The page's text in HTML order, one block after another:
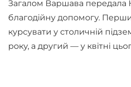
Загалом Варшава передала
благодійну допомогу.
курсувати у столичній
року, а другий — у квітні